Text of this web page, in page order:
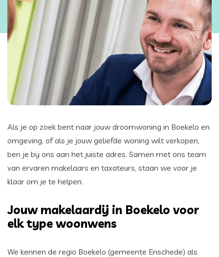
Als je op zoek bent naar jouw droomwoning in Boekelo en
omgeving, of als je jouw geliefde woning wilt verkopen,
ben je bij ons aan het juiste adres. Samen met ons team
van ervaren makelaars en taxateurs, staan we voor je
klaar om je te helpen.
Jouw makelaardij in Boekelo voor
elk type woonwens
We kennen de regio Boekelo (gemeente Enschede) als